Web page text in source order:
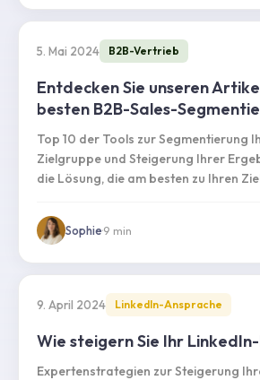
5. Mai 2024 B2B-Vertrieb
Entdecken Sie unseren
besten B2B-Sales-
Top 10 der Tools zur Segmentierung
Zielgruppe und Steigerung Ihrer
die Lösung, die am besten zu Ihren
Sophie·9 min
9. April 2024 LinkedIn-Ansprache
Wie steigern Sie Ihr
Expertenstrategien zur Steigerung